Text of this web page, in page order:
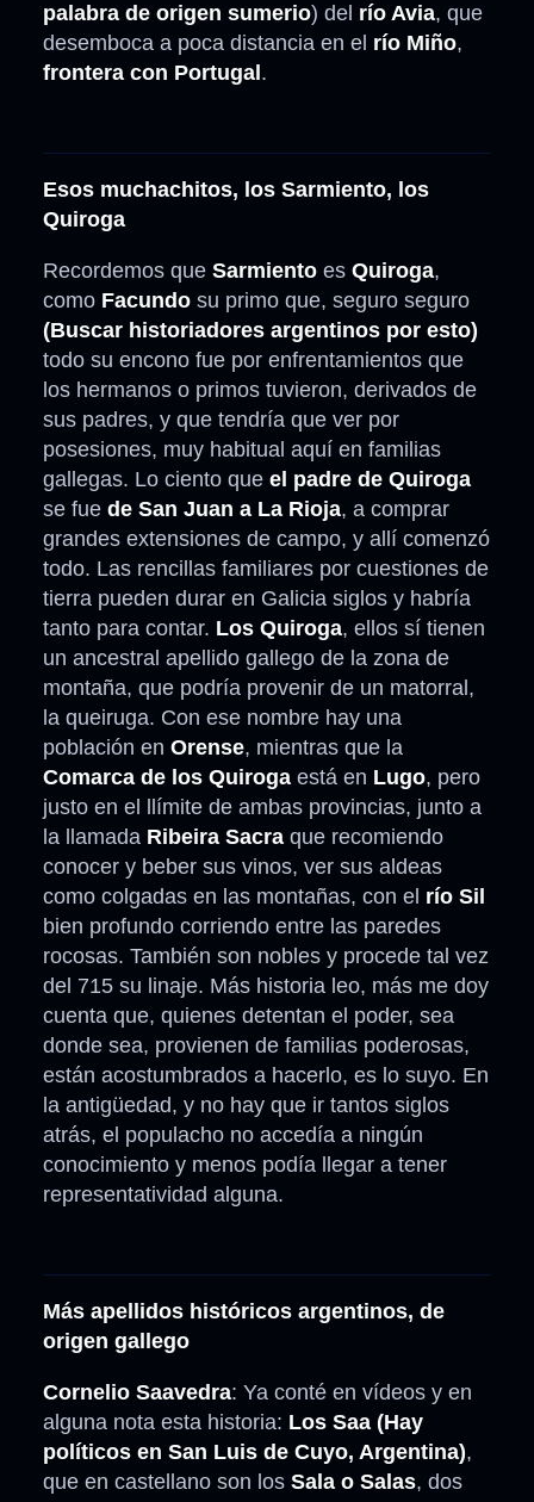
palabra de origen sumerio) del río Avia, que
desemboca a poca distancia en el río Miño,
frontera con Portugal .
Esos muchachitos, los Sarmiento, los
Quiroga
Recordemos que Sarmiento es Quiroga,
como Facundo su primo que, seguro seguro
(Buscar historiadores argentinos por esto)
todo su encono fue por enfrentamientos que
los hermanos o primos tuvieron, derivados de
sus padres, y que tendría que ver por
posesiones, muy habitual aquí en familias
gallegas. Lo ciento que el padre de Quiroga
se fue de San Juan a La Rioja, a comprar
grandes extensiones de campo, y allí comenzó
todo. Las rencillas familiares por cuestiones de
tierra pueden durar en Galicia siglos y habría
tanto para contar. Los Quiroga, ellos sí tienen
un ancestral apellido gallego de la zona de
montaña, que podría provenir de un matorral,
la queiruga. Con ese nombre hay una
población en Orense, mientras que la
Comarca de los Quiroga está en Lugo, pero
justo en el llímite de ambas provincias, junto a
la llamada Ribeira Sacra que recomiendo
conocer y beber sus vinos, ver sus aldeas
como colgadas en las montañas, con el río Sil
bien profundo corriendo entre las paredes
rocosas. También son nobles y procede tal vez
del 715 su linaje. Más historia leo, más me doy
cuenta que, quienes detentan el poder, sea
donde sea, provienen de familias poderosas,
están acostumbrados a hacerlo, es lo suyo. En
la antigüedad, y no hay que ir tantos siglos
atrás, el populacho no accedía a ningún
conocimiento y menos podía llegar a tener
representatividad alguna.
Más apellidos históricos argentinos, de
origen gallego
Cornelio Saavedra: Ya conté en vídeos y en
alguna nota esta historia: Los Saa (Hay
políticos en San Luis de Cuyo, Argentina),
que en castellano son los Sala o Salas, dos